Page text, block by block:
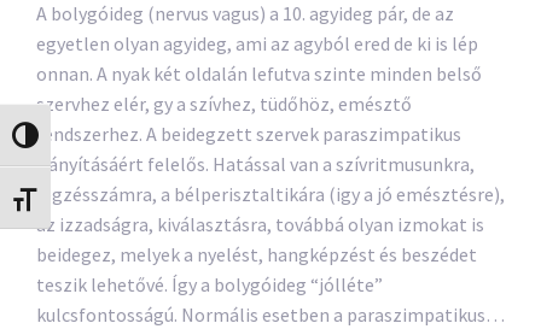
Nagy kontraszt váltása
Betűméret váltása
A bolygóideg (nervus vagus) a 10. agyideg pár, de az
egyetlen olyan agyideg, ami az agyból ered de ki is lép
onnan. A nyak két oldalán lefutva szinte minden belső
szervhez elér, gy a szívhez, tüdőhöz, emésztő
rendszerhez. A beidegzett szervek paraszimpatikus
irányításáért felelős. Hatással van a szívritmusunkra,
légzésszámra, a bélperisztaltikára (igy a jó emésztésre),
az izzadságra, kiválasztásra, továbbá olyan izmokat is
beidegez, melyek a nyelést, hangképzést és beszédet
teszik lehetővé. Így a bolygóideg “jólléte”
kulcsfontosságú. Normális esetben a paraszimpatikus…